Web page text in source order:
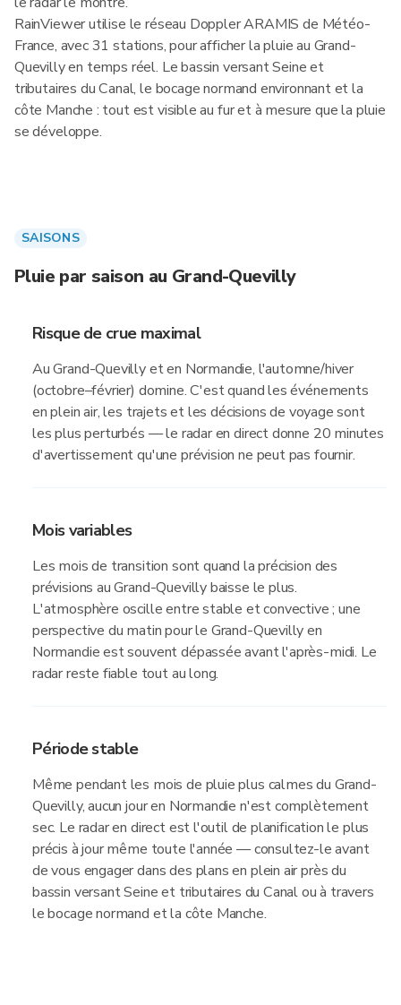
RainViewer utilise le réseau Doppler ARAMIS de Météo-
France, avec 31 stations, pour afficher la pluie au Grand-
Quevilly en temps réel. Le bassin versant Seine et
tributaires du Canal, le bocage normand environnant et la
côte Manche : tout est visible au fur et à mesure que la pluie
se développe.
SAISONS
Pluie par saison au Grand-Quevilly
Risque de crue maximal
Au Grand-Quevilly et en Normandie, l'automne/hiver
(octobre–février) domine. C'est quand les événements
en plein air, les trajets et les décisions de voyage sont
les plus perturbés — le radar en direct donne 20 minutes
d'avertissement qu'une prévision ne peut pas fournir.
Mois variables
Les mois de transition sont quand la précision des
prévisions au Grand-Quevilly baisse le plus.
L'atmosphère oscille entre stable et convective ; une
perspective du matin pour le Grand-Quevilly en
Normandie est souvent dépassée avant l'après-midi. Le
radar reste fiable tout au long.
Période stable
Même pendant les mois de pluie plus calmes du Grand-
Quevilly, aucun jour en Normandie n'est complètement
sec. Le radar en direct est l'outil de planification le plus
précis à jour même toute l'année — consultez-le avant
de vous engager dans des plans en plein air près du
bassin versant Seine et tributaires du Canal ou à travers
le bocage normand et la côte Manche.